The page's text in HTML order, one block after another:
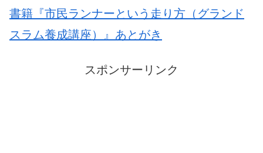
書籍『市民ランナーという走り方（グランド
スラム養成講座）』あとがき
スポンサーリンク